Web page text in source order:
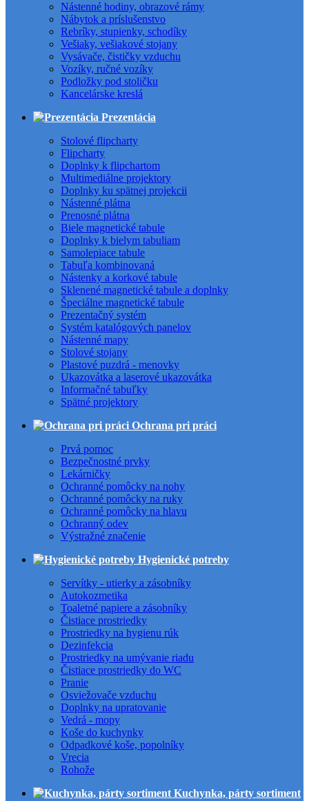
Nástenné hodiny, obrazové rámy
Nábytok a príslušenstvo
Rebríky, stupienky, schodíky
Vešiaky, vešiakové stojany
Vysávače, čističky vzduchu
Vozíky, ručné vozíky
Podložky pod stoličku
Kancelárske kreslá
Prezentácia
Stolové flipcharty
Flipcharty
Doplnky k flipchartom
Multimediálne projektory
Doplnky ku spätnej projekcii
Nástenné plátna
Prenosné plátna
Biele magnetické tabule
Doplnky k bielym tabuliam
Samolepiace tabule
Tabuľa kombinovaná
Nástenky a korkové tabule
Sklenené magnetické tabule a doplnky
Špeciálne magnetické tabule
Prezentačný systém
Systém katalógových panelov
Nástenné mapy
Stolové stojany
Plastové puzdrá - menovky
Ukazovátka a laserové ukazovátka
Informačné tabuľky
Spätné projektory
Ochrana pri práci
Prvá pomoc
Bezpečnostné prvky
Lekárničky
Ochranné pomôcky na nohy
Ochranné pomôcky na ruky
Ochranné pomôcky na hlavu
Ochranný odev
Výstražné značenie
Hygienické potreby
Servítky - utierky a zásobníky
Autokozmetika
Toaletné papiere a zásobníky
Čistiace prostriedky
Prostriedky na hygienu rúk
Dezinfekcia
Prostriedky na umývanie riadu
Čistiace prostriedky do WC
Pranie
Osviežovače vzduchu
Doplnky na upratovanie
Vedrá - mopy
Koše do kuchynky
Odpadkové koše, popolníky
Vrecia
Rohože
Kuchynka, párty sortiment